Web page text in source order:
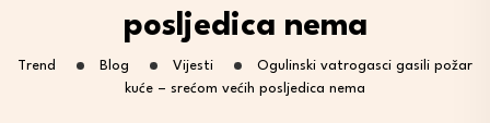
posljedica nema
Trend Blog Vijesti
Ogulinski vatrogasci gasili požar
kuće – srećom većih posljedica nema